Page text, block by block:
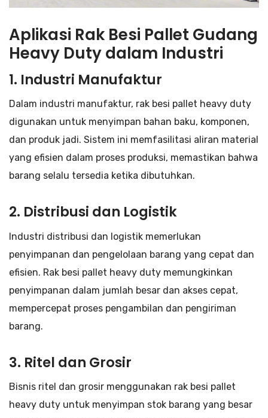
Aplikasi Rak Besi Pallet Gudang
Heavy Duty dalam Industri
1. Industri Manufaktur
Dalam industri manufaktur, rak besi pallet heavy duty
digunakan untuk menyimpan bahan baku, komponen,
dan produk jadi. Sistem ini memfasilitasi aliran material
yang efisien dalam proses produksi, memastikan bahwa
barang selalu tersedia ketika dibutuhkan.
2. Distribusi dan Logistik
Industri distribusi dan logistik memerlukan
penyimpanan dan pengelolaan barang yang cepat dan
efisien. Rak besi pallet heavy duty memungkinkan
penyimpanan dalam jumlah besar dan akses cepat,
mempercepat proses pengambilan dan pengiriman
barang.
3. Ritel dan Grosir
Bisnis ritel dan grosir menggunakan rak besi pallet
heavy duty untuk menyimpan stok barang yang besar